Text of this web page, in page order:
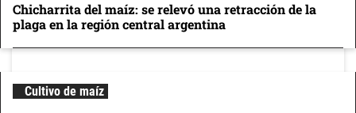
Chicharrita del maíz: se relevó una retracción de la
plaga en la región central argentina
Cultivo de maíz